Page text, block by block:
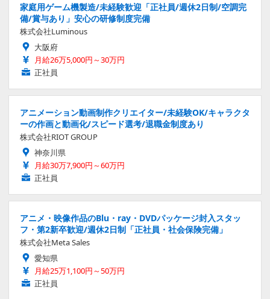
家庭用ゲーム機製造/未経験歓迎「正社員/週休2日制/空調完
備/賞与あり」安心の研修制度完備
株式会社Luminous
大阪府
月給26万5,000円～30万円
正社員
アニメーション動画制作クリエイター/未経験OK/キャラクタ
ーの作画と動画化/スピード選考/退職金制度あり
株式会社RIOT GROUP
神奈川県
月給30万7,900円～60万円
正社員
アニメ・映像作品のBlu・ray・DVDパッケージ封入スタッ
フ・第2新卒歓迎/週休2日制「正社員・社会保険完備」
株式会社Meta Sales
愛知県
月給25万1,100円～50万円
正社員